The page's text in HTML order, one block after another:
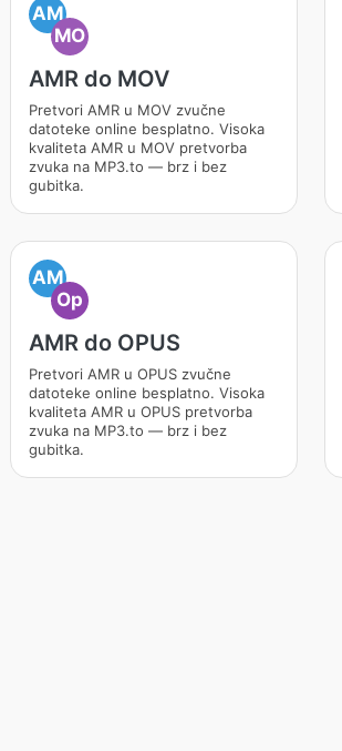
AM
MO
AMR do MOV
Pretvori AMR u MOV zvučne
datoteke online besplatno. Visoka
kvaliteta AMR u MOV pretvorba
zvuka na MP3.to — brz i bez
gubitka.
AM
Op
AMR do OPUS
Pretvori AMR u OPUS zvučne
datoteke online besplatno. Visoka
kvaliteta AMR u OPUS pretvorba
zvuka na MP3.to — brz i bez
gubitka.